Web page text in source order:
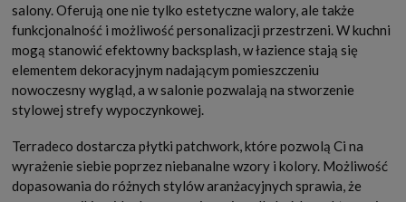
salony. Oferują one nie tylko estetyczne walory, ale także
funkcjonalność i możliwość personalizacji przestrzeni. W kuchni
mogą stanowić efektowny backsplash, w łazience stają się
elementem dekoracyjnym nadającym pomieszczeniu
nowoczesny wygląd, a w salonie pozwalają na stworzenie
stylowej strefy wypoczynkowej.
Terradeco dostarcza płytki patchwork, które pozwolą Ci na
wyrażenie siebie poprzez niebanalne wzory i kolory. Możliwość
dopasowania do różnych stylów aranżacyjnych sprawia, że